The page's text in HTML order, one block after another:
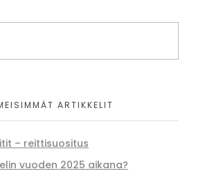
ARTIKKELIT
– reittisuositus
vuoden 2025 aikana?